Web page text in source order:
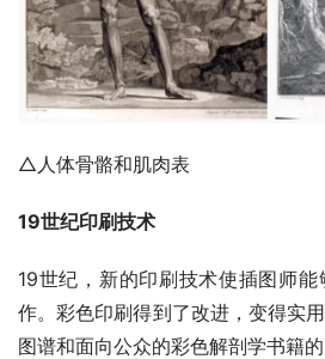
△人体骨骼和肌肉表
19世纪印刷技术
19世纪，新的印刷技术使插图师
作。彩色印刷得到了改进，变得实
图谱和面向公众的彩色解剖学书籍的